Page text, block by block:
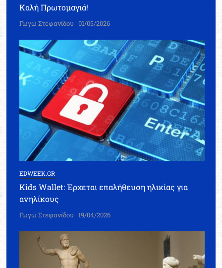
Καλή Πρωτομαγιά!
Γωγώ Στεφανίδου 01/05/2026
EDWEEK.GR
Kids Wallet: Έρχεται επαλήθευση ηλικίας για
ανηλίκους
Γωγώ Στεφανίδου 19/04/2026